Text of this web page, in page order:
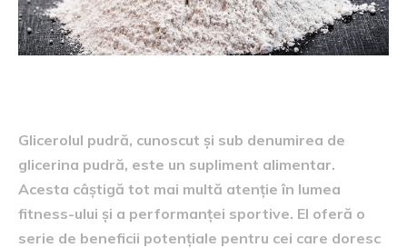
Glicerolul pudră, cunoscut și sub denumirea de
glicerina pudră, este un supliment alimentar.
Acesta câștigă tot mai multă atenție în lumea
fitness-ului și a performanței sportive. El oferă o
serie de beneficii potențiale pentru cei care doresc